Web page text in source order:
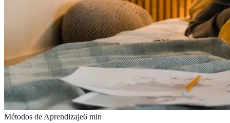
Métodos de Aprendizaje6 min